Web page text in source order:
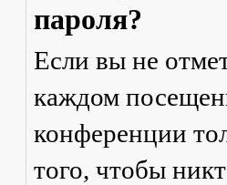
пароля?
Если вы не
каждом
конференции
того, чтобы